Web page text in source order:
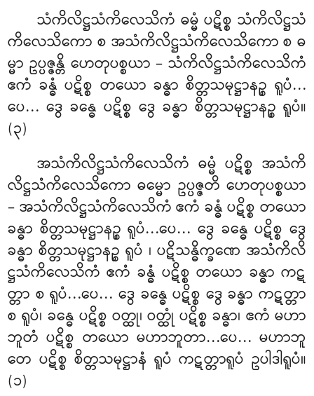
သံကိလိဋ္ဌသံကိလေသိကံ ဓမ္မံ ပဋိစ္စ သံကိလိဋ္ဌသံ
ကိလေသိကော စ အသံကိလိဋ္ဌသံကိလေသိကော စ ဓ
မ္မာ ဥပ္ပဇ္ဇန္တိ ဟေတုပစ္စယာ – သံကိလိဋ္ဌသံကိလေသိကံ
ဧကံ ခန္ဓံ ပဋိစ္စ တယော ခန္ဓာ စိတ္တသမုဋ္ဌာနဉ္စ ရူပံ…
ပေ… ဒွေ ခန္ဓေ ပဋိစ္စ ဒွေ ခန္ဓာ စိတ္တသမုဋ္ဌာနဉ္စ ရူပံ။
(၃)
အသံကိလိဋ္ဌသံကိလေသိကံ ဓမ္မံ ပဋိစ္စ အသံကိ
လိဋ္ဌသံကိလေသိကော ဓမ္မော ဥပ္ပဇ္ဇတိ ဟေတုပစ္စယာ
– အသံကိလိဋ္ဌသံကိလေသိကံ ဧကံ ခန္ဓံ ပဋိစ္စ တယော
ခန္ဓာ စိတ္တသမုဋ္ဌာနဉ္စ ရူပံ…ပေ… ဒွေ ခန္ဓေ ပဋိစ္စ ဒွေ
ခန္ဓာ စိတ္တသမုဋ္ဌာနဉ္စ ရူပံ ၊ ပဋိသန္ဓိက္ခဏေ အသံကိလိ
ဋ္ဌသံကိလေသိကံ ဧကံ ခန္ဓံ ပဋိစ္စ တယော ခန္ဓာ ကဋ
တ္တာ စ ရူပံ…ပေ… ဒွေ ခန္ဓေ ပဋိစ္စ ဒွေ ခန္ဓာ ကဋတ္တာ
စ ရူပံ၊ ခန္ဓေ ပဋိစ္စ ဝတ္ထု၊ ဝတ္ထုံ ပဋိစ္စ ခန္ဓာ၊ ဧကံ မဟာ
ဘူတံ ပဋိစ္စ တယော မဟာဘူတာ…ပေ… မဟာဘူ
တေ ပဋိစ္စ စိတ္တသမုဋ္ဌာနံ ရူပံ ကဋတ္တာရူပံ ဥပါဒါရူပံ။
(၁)